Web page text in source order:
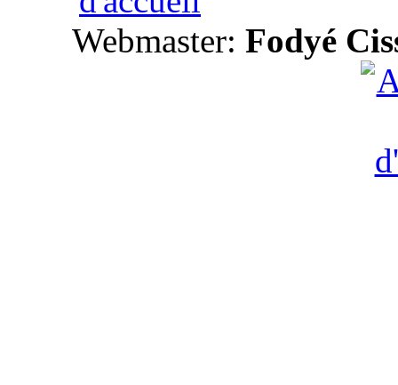
Webmaster: Fodyé